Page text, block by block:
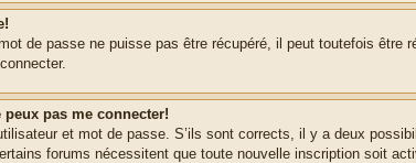
de passe ne puisse pas être récupéré, il peut toutefois être
pas me connecter!
et mot de passe. S’ils sont corrects, il y a deux
forums nécessitent que toute nouvelle inscription soit